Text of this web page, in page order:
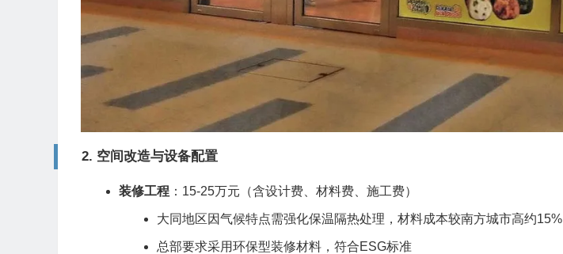
2. 空间改造与设备配置
装修工程 ：15-25万元（含设计费、材料费、施工费）
大同地区因气候特点需强化保温隔热处理，材料成本较南方城市高约15%
总部要求采用环保型装修材料，符合ESG标准